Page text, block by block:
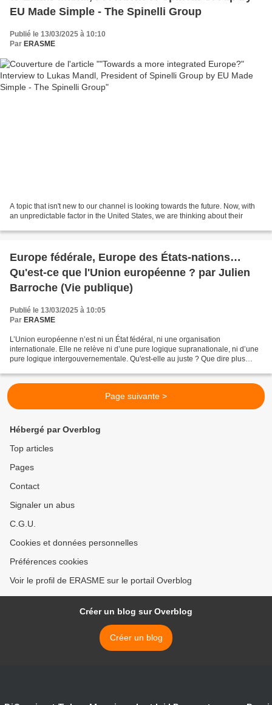
EU Made Simple - The Spinelli Group
Publié le 13/03/2025 à 10:10
Par ERASME
A topic that isn't new to our channel is looking towards the future. Now, with
an unpredictable factor in the United States, we are thinking about their
Europe fédérale, Europe des États-nations…
Qu'est-ce que l'Union européenne ? par Julien
Barroche (Vie publique)
Publié le 13/03/2025 à 10:05
Par ERASME
L’Union européenne n’est ni un État fédéral, ni une organisation
internationale. Elle ne relève ni d’une pure logique supranationale, ni d’une
pure logique intergouvernementale. Qu'est-elle au juste ? Que dire plus
Page suivante >
Hébergé par Overblog
Top articles
Pages
Contact
Signaler un abus
C.G.U.
Cookies et données personnelles
Préférences cookies
Voir le profil de ERASME sur le portail Overblog
Créer un blog sur Overblog
Créer un blog